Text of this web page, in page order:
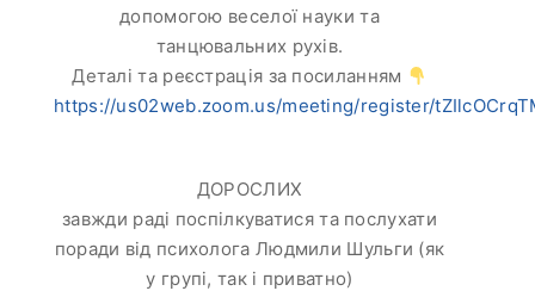
допомогою веселої науки та
танцювальних рухів.
Деталі та реєстрація за посиланням
https://us02web.zoom.us/meeting/register/
ДОРОСЛИХ
завжди раді поспілкуватися та послухати
поради від психолога Людмили Шульги (як
у групі, так і приватно)